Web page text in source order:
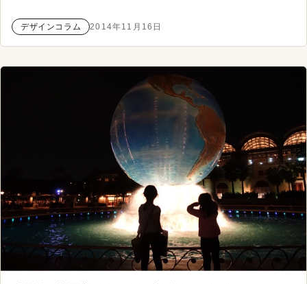
デザインコラム 2014年11月16日